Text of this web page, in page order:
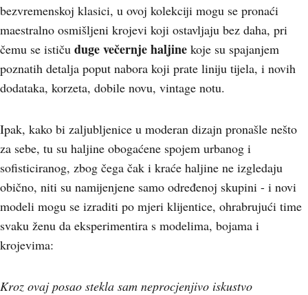
bezvremenskoj klasici, u ovoj kolekciji mogu se pronaći
maestralno osmišljeni krojevi koji ostavljaju bez daha, pri
čemu se ističu duge večernje haljine koje su spajanjem
poznatih detalja poput nabora koji prate liniju tijela, i novih
dodataka, korzeta, dobile novu, vintage notu.
Ipak, kako bi zaljubljenice u moderan dizajn pronašle nešto
za sebe, tu su haljine obogaćene spojem urbanog i
sofisticiranog, zbog čega čak i kraće haljine ne izgledaju
obično, niti su namijenjene samo određenoj skupini - i novi
modeli mogu se izraditi po mjeri klijentice, ohrabrujući time
svaku ženu da eksperimentira s modelima, bojama i
krojevima:
Kroz ovaj posao stekla sam neprocjenjivo iskustvo